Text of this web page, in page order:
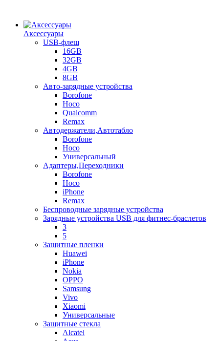
Аксессуары
USB-флеш
16GB
32GB
4GB
8GB
Авто-зарядные устройства
Borofone
Hoco
Qualcomm
Remax
Автодержатели,Автотабло
Borofone
Hoco
Универсальный
Адаптеры,Переходники
Borofone
Hoco
iPhone
Remax
Беспроводные зарядные устройства
Зарядные устройства USB для фитнес-браслетов
3
5
Защитные пленки
Huawei
iPhone
Nokia
OPPO
Samsung
Vivo
Xiaomi
Универсальные
Защитные стекла
Alcatel